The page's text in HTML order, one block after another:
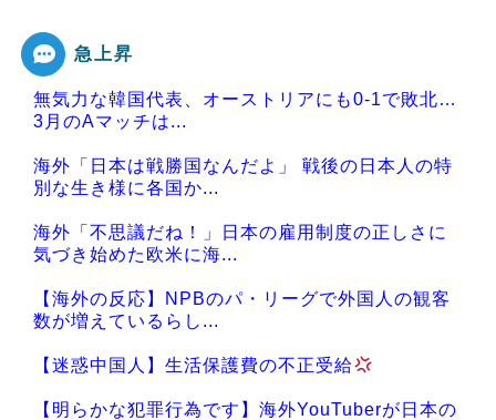
急上昇
無気力な韓国代表、オーストリアにも0-1で敗北…
3月のAマッチは...
海外「日本は戦勝国なんだよ」 戦後の日本人の特
別な生き様に各国か...
海外「不思議だね！」日本の雇用制度の正しさに
気づき始めた欧米に海...
【海外の反応】NPBのパ・リーグで外国人の観客
数が増えているらし...
【迷惑中国人】生活保護費の不正受給
【明らかな犯罪行為です】海外YouTuberが日本の